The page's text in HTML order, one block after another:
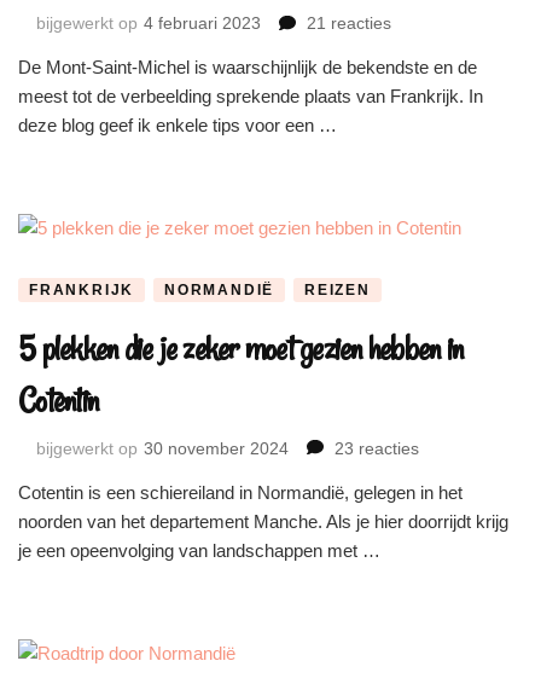
bijgewerkt op 4 februari 2023 21 reactiesop
Saint-
Michel,
bezoek
De Mont-Saint-Michel is waarschijnlijk de bekendste en de
meest tot de verbeelding sprekende plaats van Frankrijk. In
deze blog geef ik enkele tips voor een …
FRANKRIJK NORMANDIË REIZEN
5 plekken die je zeker moet gezien hebben in
Cotentin
bijgewerkt op 30 november 2024 23 reactiesop
plekken
die
Cotentin is een schiereiland in Normandië, gelegen in het
noorden van het departement Manche. Als je hier doorrijdt krijg
je een opeenvolging van landschappen met …